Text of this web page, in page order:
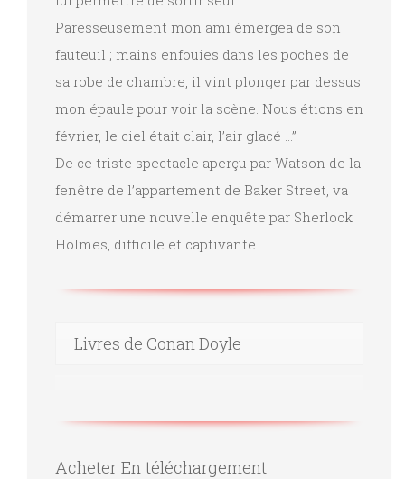
Paresseusement mon ami émergea de son
fauteuil ; mains enfouies dans les poches de
sa robe de chambre, il vint plonger par dessus
mon épaule pour voir la scène. Nous étions en
février, le ciel était clair, l’air glacé …”
De ce triste spectacle aperçu par Watson de la
fenêtre de l’appartement de Baker Street, va
démarrer une nouvelle enquête par Sherlock
Holmes, difficile et captivante.
Livres de Conan Doyle
Acheter En téléchargement